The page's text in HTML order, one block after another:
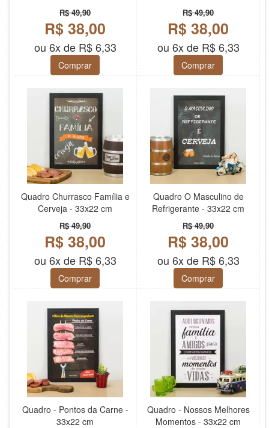
R$ 49,90
R$ 38,00
ou 6x de R$ 6,33
Comprar
R$ 49,90
R$ 38,00
ou 6x de R$ 6,33
Comprar
Quadro Churrasco Família e
Cerveja - 33x22 cm
R$ 49,90
R$ 38,00
ou 6x de R$ 6,33
Comprar
Quadro O Masculino de
Refrigerante - 33x22 cm
R$ 49,90
R$ 38,00
ou 6x de R$ 6,33
Comprar
Quadro - Pontos da Carne -
33x22 cm
Quadro - Nossos Melhores
Momentos - 33x22 cm